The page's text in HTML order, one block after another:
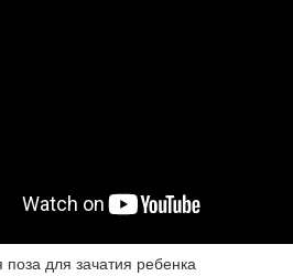
для зачатия ребенка